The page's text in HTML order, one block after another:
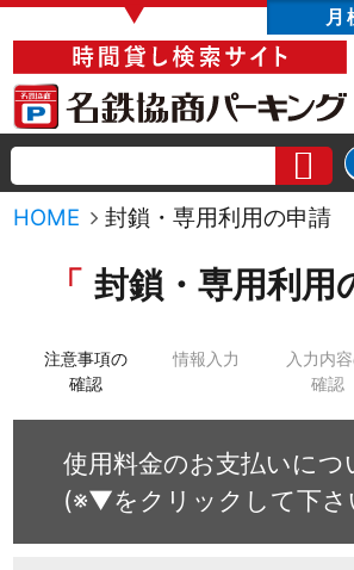
▼ 月
HOME 封鎖・専用利用の申請
封鎖・専用利用
注意事項の
確認
情報入力
入力内
確認
使用料金のお支払いに
(※▼をクリックして下さ